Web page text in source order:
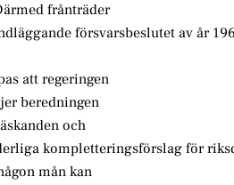
frånträder
försvarsbeslutet av år
att regeringen
beredningen
och
kompletteringsförslag för
mån kan